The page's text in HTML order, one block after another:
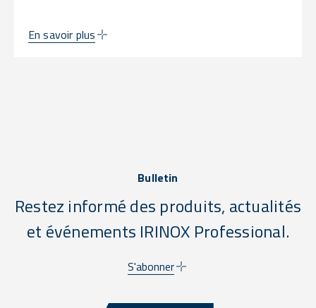
En savoir plus
Bulletin
Restez informé des produits, actualités
et événements IRINOX Professional.
S'abonner